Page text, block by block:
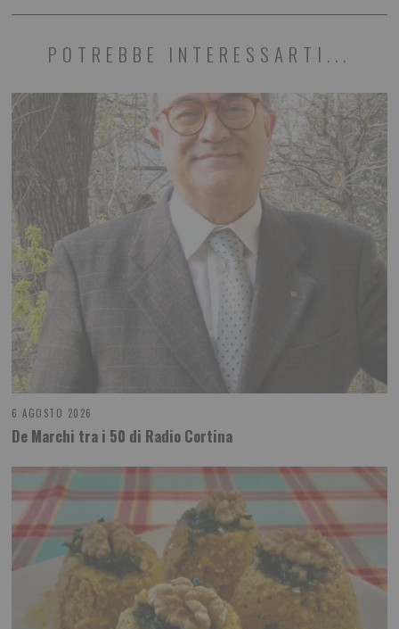
POTREBBE INTERESSARTI...
6 AGOSTO 2026
De Marchi tra i 50 di Radio Cortina